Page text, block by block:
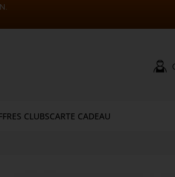
CLUBSCARTE CADEAU